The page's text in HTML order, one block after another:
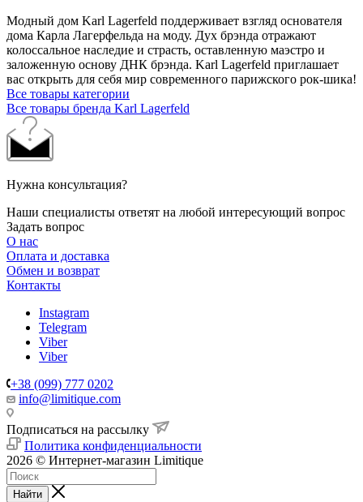
Модный дом Karl Lagerfeld поддерживает взгляд основателя
дома Карла Лагерфельда на моду. Дух брэнда отражают
колоссальное наследие и страсть, оставленную маэстро и
заложенную основу ДНК брэнда. Karl Lagerfeld приглашает
вас открыть для себя мир современного парижского рок-шика!
Все товары категории
Все товары бренда Karl Lagerfeld
Нужна консультация?
Наши специалисты ответят на любой интересующий вопрос
Задать вопрос
О нас
Оплата и доставка
Обмен и возврат
Контакты
Instagram
Telegram
Viber
Viber
+38 (099) 777 0202
info@limitique.com
Подписаться на рассылку
Политика конфиденциальности
2026 © Интернет-магазин Limitique
Найти